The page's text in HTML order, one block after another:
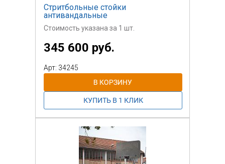
Стритбольные стойки
антивандальные
Стоимость указана за 1 шт.
345 600 руб.
Арт: 34245